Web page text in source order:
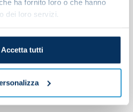
ha fornito loro o che hanno
dei loro servizi.
Accetta tutti